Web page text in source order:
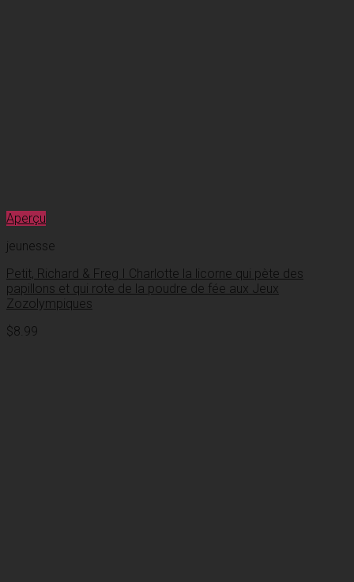
Aperçu
jeunesse
Petit, Richard & Freg I Charlotte la licorne qui pète des
papillons et qui rote de la poudre de fée aux Jeux
Zozolympiques
$8.99